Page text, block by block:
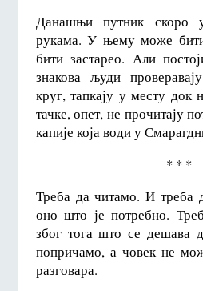
Данашњи путник скоро
рукама. У њему може
бити застарео. Али
знакова људи
круг, тапкају у месту док
тачке, опет, не прочитају
капије која води у
* * *
Треба да читамо. И треба
оно што је потребно.
због тога што се дешава
попричамо, а човек не
разговара.